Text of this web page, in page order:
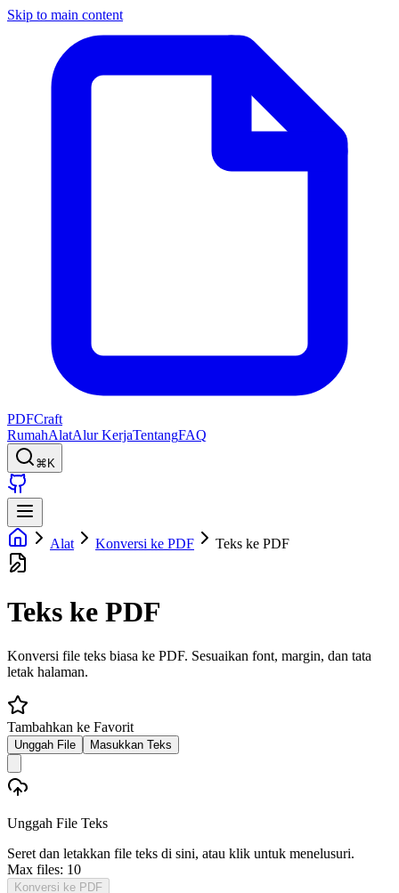
Skip to main content
PDFCraft
RumahAlatAlur KerjaTentangFAQ
⌘K
Alat Konversi ke PDF Teks ke PDF
Teks ke PDF
Konversi file teks biasa ke PDF. Sesuaikan font, margin, dan tata
letak halaman.
Tambahkan ke Favorit
Unggah File Masukkan Teks
Unggah File Teks
Seret dan letakkan file teks di sini, atau klik untuk menelusuri.
Max files: 10
Konversi ke PDF